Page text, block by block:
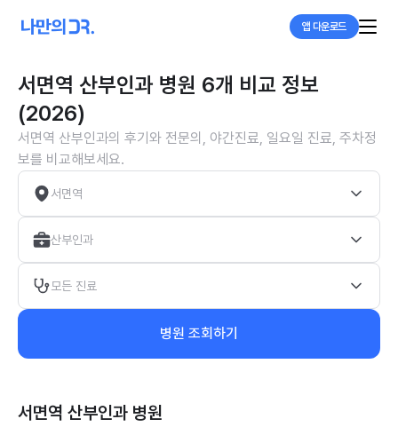
앱 다운로드
서면역 산부인과 병원 6개 비교 정보
(2026)
서면역 산부인과의 후기와 전문의, 야간진료, 일요일 진료, 주차정
보를 비교해보세요.
서면역
산부인과
모든 진료
병원 조회하기
서면역 산부인과 병원